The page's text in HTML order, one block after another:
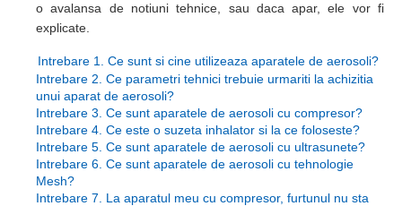
o avalansa de notiuni tehnice, sau daca apar, ele vor fi
explicate.
Intrebare 1. Ce sunt si cine utilizeaza aparatele de aerosoli?
Intrebare 2. Ce parametri tehnici trebuie urmariti la achizitia
unui aparat de aerosoli?
Intrebare 3. Ce sunt aparatele de aerosoli cu compresor?
Intrebare 4. Ce este o suzeta inhalator si la ce foloseste?
Intrebare 5. Ce sunt aparatele de aerosoli cu ultrasunete?
Intrebare 6. Ce sunt aparatele de aerosoli cu tehnologie
Mesh?
Intrebare 7. La aparatul meu cu compresor, furtunul nu sta